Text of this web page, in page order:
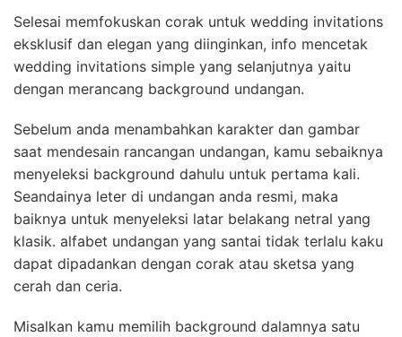
Selesai memfokuskan corak untuk wedding invitations
eksklusif dan elegan yang diinginkan, info mencetak
wedding invitations simple yang selanjutnya yaitu
dengan merancang background undangan.
Sebelum anda menambahkan karakter dan gambar
saat mendesain rancangan undangan, kamu sebaiknya
menyeleksi background dahulu untuk pertama kali.
Seandainya leter di undangan anda resmi, maka
baiknya untuk menyeleksi latar belakang netral yang
klasik. alfabet undangan yang santai tidak terlalu kaku
dapat dipadankan dengan corak atau sketsa yang
cerah dan ceria.
Misalkan kamu memilih background dalamnya satu